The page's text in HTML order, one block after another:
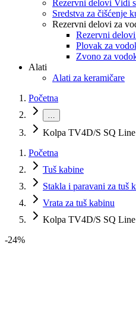
Rezervni delovi Vidi
Sredstva za čišćenje
Rezervni delovi za
Rezervni
Plovak za
Zvono za
Alati
Alati za keramičare
Početna
…
Kolpa TV4D/S SQ
Početna
Tuš kabine
Stakla i paravani za tuš
Vrata za tuš kabinu
Kolpa TV4D/S SQ
-24%